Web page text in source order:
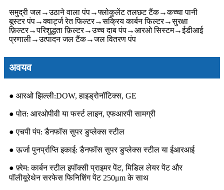
समुद्री जल→उठाने वाला पंप→फ्लोकुलेंट तलछट टैंक→कच्चा पानी
बूस्टर पंप→क्वार्ट्ज रेत फिल्टर→सक्रिय कार्बन फिल्टर→सुरक्षा
फ़िल्टर→परिशुद्धता फ़िल्टर→उच्च दाब पंप→आरओ सिस्टम→ईडीआई
प्रणाली→उत्पादन जल टैंक→जल वितरण पंप
अवयव
● आरओ झिल्ली:DOW, हाइड्रोनॉटिक्स, GE
● पोत: आरओपीवी या फर्स्ट लाइन, एफआरपी सामग्री
● एचपी पंप:डैनफॉस सुपर डुप्लेक्स स्टील
● ऊर्जा पुनर्प्राप्ति इकाई:डैनफॉस सुपर डुप्लेक्स स्टील या ईआरआई
● फ़्रेम:कार्बन स्टील इपॉक्सी प्राइमर पेंट, मिडिल लेयर पेंट और
पॉलीयूरेथेन सरफेस फिनिशिंग पेंट 250μm के साथ